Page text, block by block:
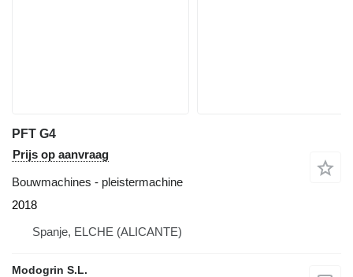
PFT G4
Prijs op aanvraag
Bouwmachines - pleistermachine
2018
Spanje, ELCHE (ALICANTE)
Modogrin S.L.